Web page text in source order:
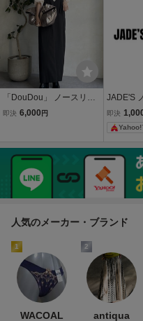
「DouDou」 ノースリー
ブワンピース FREE チャ
即決 6,000 円
JADE'S
ートルネ
ピース
即決
Yahoo!
人気のメーカー・ブランド
1
WACOAL
2
antiqua